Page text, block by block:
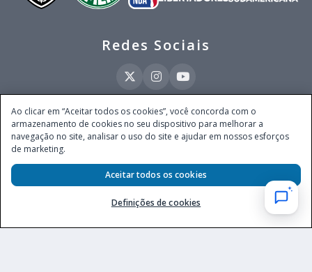
Redes Sociais
Este site é operado pela Ventmear Brasil LTDA (CNPJ 52.868.380/0001-84), com
endereço na Avenida Brigadeiro Faria Lima, nº 4.055, 3º andar, Itaim Bibi, no
Município de São Paulo, Estado de São Paulo, CEP 04538-133, Brasil - empresa
Secretaria de Prêmios e Apostas do Ministério da Fazenda, conforme Portaria nº
247, de 07.02.2025, publicada no DOU em 11.2.2025.
Ao clicar em “Aceitar todos os cookies”, você concorda com o
armazenamento de cookies no seu dispositivo para melhorar a
navegação no site, analisar o uso do site e ajudar em nossos esforços
de marketing.
Definições de cookies
Aceitar todos os cookies